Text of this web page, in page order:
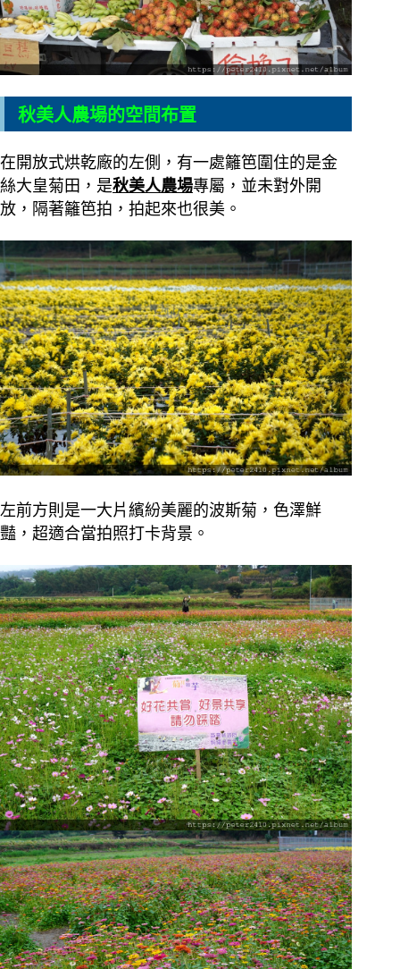
秋美人農場的空間布置
在開放式烘乾廠的左側，有一處籬笆圍住的是金
絲大皇菊田，是秋美人農場專屬，並未對外開
放，隔著籬笆拍，拍起來也很美。
左前方則是一大片繽紛美麗的波斯菊，色澤鮮
豔，超適合當拍照打卡背景。